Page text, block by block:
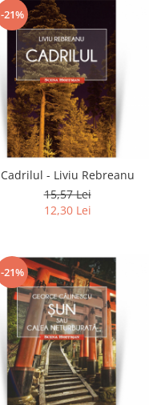
-21%
Cadrilul - Liviu Rebreanu
15,57 Lei
12,30 Lei
-21%